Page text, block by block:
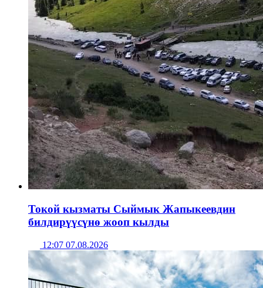
Токой кызматы Сыймык Жапыкеевдин
билдирүүсүнө жооп кылды
12:07 07.08.2026